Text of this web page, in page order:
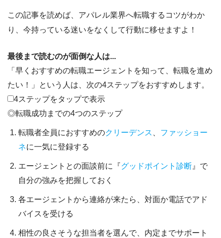
この記事を読めば、 アパレル業界へ転職するコツがわか
り、今持っている迷いをなくして行動に移せますよ！
最後まで読むのが面倒な人は...
「早くおすすめの転職エージェントを知って、転職を進め
たい！」
という人は、次の4ステップをおすすめします。
4ステップをタップで表示
◎転職成功までの4つのステップ
転職者全員におすすめのクリーデンス
ファッショー
ネに一気に登録する
エージェントとの面談前に『グッドポイント診断 』で
自分の強みを把握しておく
各エージェントから連絡が来たら、対面か電話でアド
バイスを受ける
相性の良さそうな担当者を選んで、内定までサポート